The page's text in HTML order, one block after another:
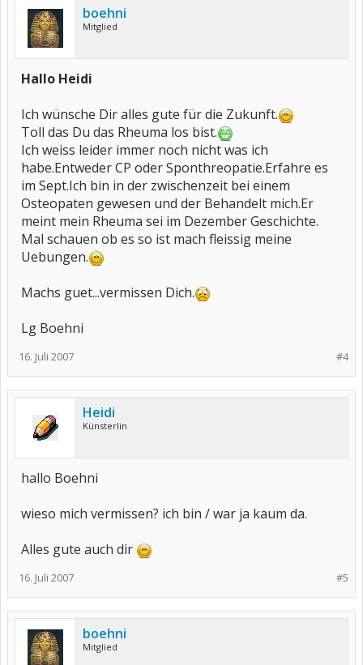
boehni
Mitglied
Hallo Heidi
Ich wünsche Dir alles gute für die Zukunft.
Toll das Du das Rheuma los bist.
Ich weiss leider immer noch nicht was ich
habe.Entweder CP oder Sponthreopatie.Erfahre es
im Sept.Ich bin in der zwischenzeit bei einem
Osteopaten gewesen und der Behandelt mich.Er
meint mein Rheuma sei im Dezember Geschichte.
Mal schauen ob es so ist mach fleissig meine
Uebungen.
Machs guet...vermissen Dich.
Lg Boehni
#4
16. Juli 2007
Heidi
Künsterlin
hallo Boehni
wieso mich vermissen? ich bin / war ja kaum da.
Alles gute auch dir
#5
16. Juli 2007
boehni
Mitglied